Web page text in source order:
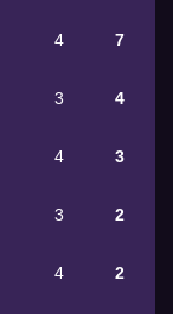
4 7
3 4
4 3
3 2
4 2